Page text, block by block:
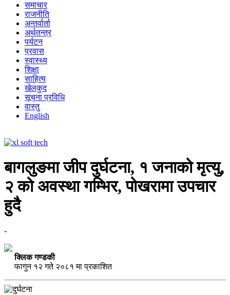
समाचार
राजनीति
अन्तर्वार्ता
अर्थतन्त्र
पर्यटन
प्रवास
स्वास्थ्य
शिक्षा
साहित्य
खेलकुद
सूचना प्रविधि
वास्तु
English
बागलुङमा जीप दुर्घटना, १ जनाको मृत्यु,
२ को अवस्था गम्भिर, पोखरामा उपचार
हुदै
-
क्लिक गण्डकी
फागुन १२ गते २०८१ मा प्रकाशित